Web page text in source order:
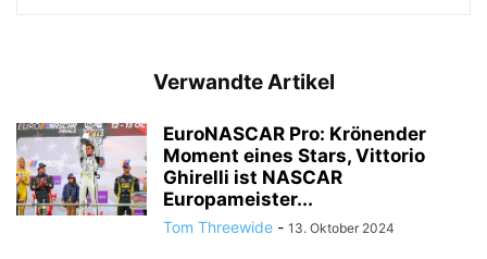
Verwandte Artikel
EuroNASCAR Pro: Krönender
Moment eines Stars, Vittorio
Ghirelli ist NASCAR
Europameister...
Tom Threewide - 13. Oktober 2024